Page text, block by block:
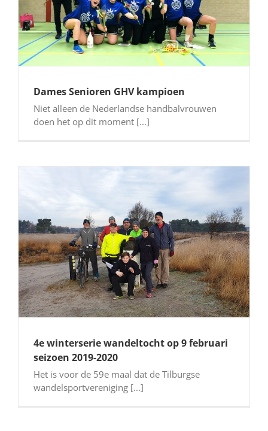
Dames Senioren GHV kampioen
Niet alleen de Nederlandse handbalvrouwen
doen het op dit moment [...]
4e winterserie wandeltocht op 9 februari
seizoen 2019-2020
Het is voor de 59e maal dat de Tilburgse
wandelsportvereniging [...]